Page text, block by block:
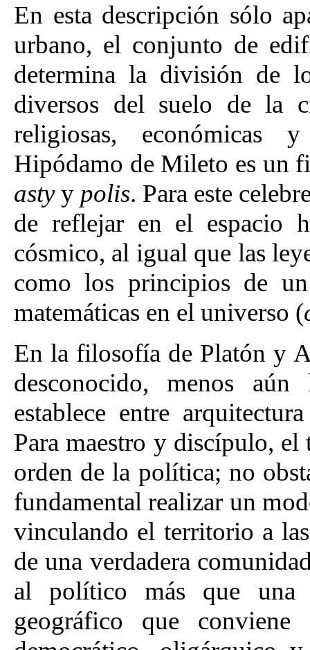
En esta descripción sólo
urbano, el conjunto de
determina la división de
diversos del suelo de la
religiosas, económicas
Hipódamo de Mileto es un
astyy polis. Para este
de reflejar en el espacio
cósmico, al igual que las
como los principios de
matemáticas en el universo (
En la filosofía de Platón y
desconocido, menos
establece entre
Para maestro y discípulo,
orden de la política; no
fundamental realizar un
vinculando el territorio a
de una verdadera
al político más que una
geográfico que